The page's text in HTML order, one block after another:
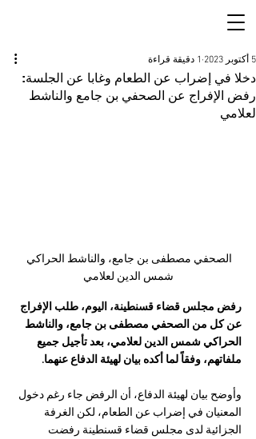
دخلا في إضراب عن الطعام وغابا عن الجلسة:
رفض الإفراج عن الصحفي بن جامع والناشط
لعلامي
5 أكتوبر 2023 1 دقيقة قراءة
الصحفي مصطفى بن جامع، والناشط الحراكي
شمس الدين لعلامي
رفض مجلس قضاء قسنطينة، اليوم، طلب الإفراج
عن كل من الصحفي مصطفى بن جامع، والناشط
الحراكي شمس الدين لعلامي، بعد تأجيل جميع
ملفاتهم، وفقاً لما أكده بيان لهيئة الدفاع عنهما.
وأوضح بيان لهيئة الدفاع، أن الرفض جاء رغم دخول
المعنيان في إضراب عن الطعام، لكن الغرفة
الجزائية لدى مجلس قضاء قسنطينة رفضت